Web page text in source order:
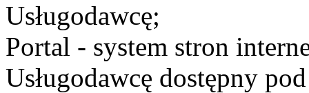
Usługodawcę;
Portal - system stron
Usługodawcę dostępny